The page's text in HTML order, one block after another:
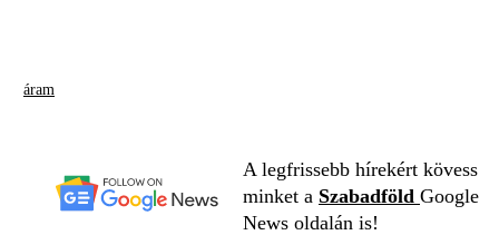
áram
A legfrissebb hírekért kövess
minket a Szabadföld Google
News oldalán is!